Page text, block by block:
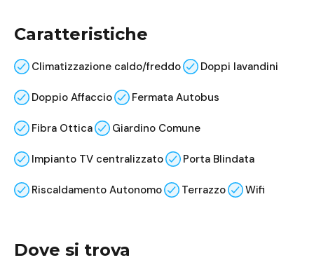
Caratteristiche
Climatizzazione caldo/freddo Doppi lavandini
Doppio Affaccio Fermata Autobus
Fibra Ottica Giardino Comune
Impianto TV centralizzato Porta Blindata
Riscaldamento Autonomo Terrazzo Wifi
Dove si trova